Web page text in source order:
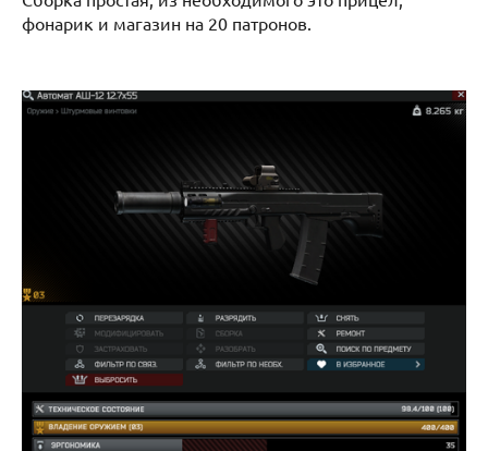
фонарик и магазин на 20 патронов.